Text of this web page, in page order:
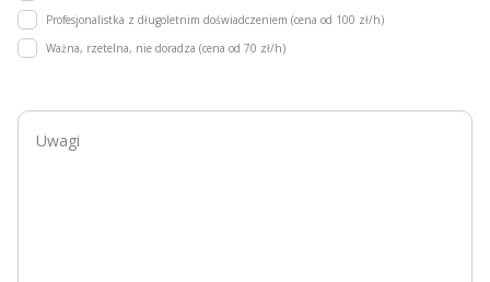
Profesjonalistka z długoletnim doświadczeniem (cena od 100 zł/h)
Ważna, rzetelna, nie doradza (cena od 70 zł/h)